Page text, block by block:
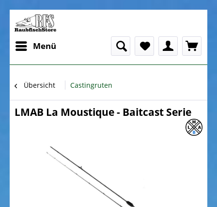
Menü
Übersicht Castingruten
LMAB La Moustique - Baitcast Serie